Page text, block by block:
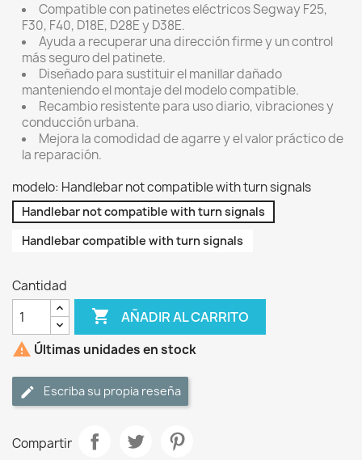
Compatible con patinetes eléctricos Segway F25,
F30, F40, D18E, D28E y D38E.
Ayuda a recuperar una dirección firme y un control
más seguro del patinete.
Diseñado para sustituir el manillar dañado
manteniendo el montaje del modelo compatible.
Recambio resistente para uso diario, vibraciones y
conducción urbana.
Mejora la comodidad de agarre y el valor práctico de
la reparación.
modelo: Handlebar not compatible with turn signals
Handlebar not compatible with turn signals
Handlebar compatible with turn signals
Cantidad
 AÑADIR AL CARRITO
 Últimas unidades en stock
Escriba su propia reseña
Compartir